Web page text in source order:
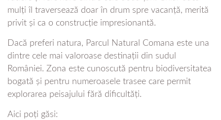
mulți îl traversează doar în drum spre vacanță, merită
privit și ca o construcție impresionantă.
Dacă preferi natura, Parcul Natural Comana este una
dintre cele mai valoroase destinații din sudul
României. Zona este cunoscută pentru biodiversitatea
bogată și pentru numeroasele trasee care permit
explorarea peisajului fără dificultăți.
Aici poți găsi: